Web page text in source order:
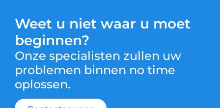
Weet u niet waar u moet
beginnen?
Onze specialisten zullen uw
problemen binnen no time
oplossen.